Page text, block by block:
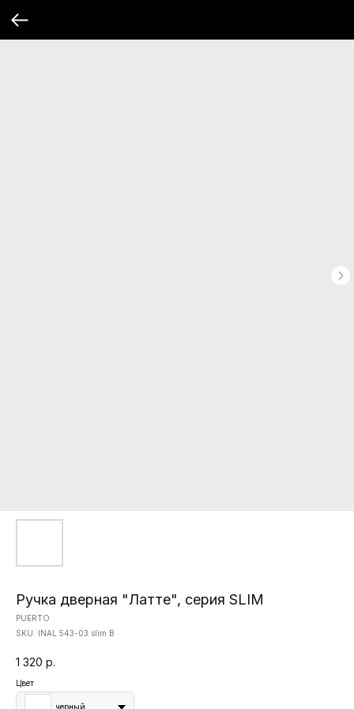
Ручка дверная "Латте", серия SLIM
PUERTO
SKU: INAL 543-03 slim B
1 320 р.
Цвет
черный